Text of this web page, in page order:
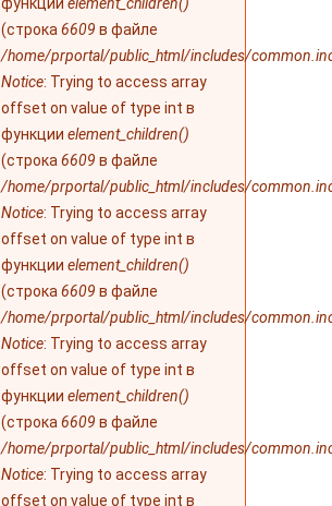
(строка 6609 в файле
/home/prportal/public_html/includes/
Notice: Trying to access array
offset on value of type int в
функции element_children()
(строка 6609 в файле
/home/prportal/public_html/includes/
Notice: Trying to access array
offset on value of type int в
функции element_children()
(строка 6609 в файле
/home/prportal/public_html/includes/
Notice: Trying to access array
offset on value of type int в
функции element_children()
(строка 6609 в файле
/home/prportal/public_html/includes/
Notice: Trying to access array
offset on value of type int в